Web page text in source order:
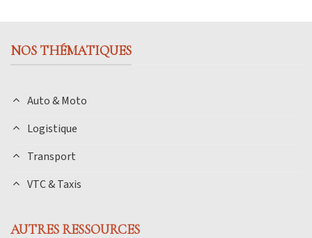
NOS THÉMATIQUES
Auto & Moto
Logistique
Transport
VTC & Taxis
AUTRES RESSOURCES